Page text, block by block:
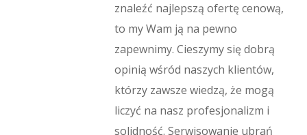
znaleźć najlepszą ofertę cenową,
to my Wam ją na pewno
zapewnimy. Cieszymy się dobrą
opinią wśród naszych klientów,
którzy zawsze wiedzą, że mogą
liczyć na nasz profesjonalizm i
solidność. Serwisowanie ubrań